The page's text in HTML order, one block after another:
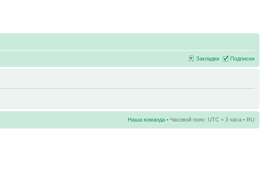
Закладки Подписки
Наша команда • Часовой пояс: UTC + 3 часа • RU